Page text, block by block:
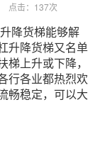
点击：137次
降货梯能够解
升降货梯又名单
上升或下降，
行各业都热烈欢
畅稳定，可以大